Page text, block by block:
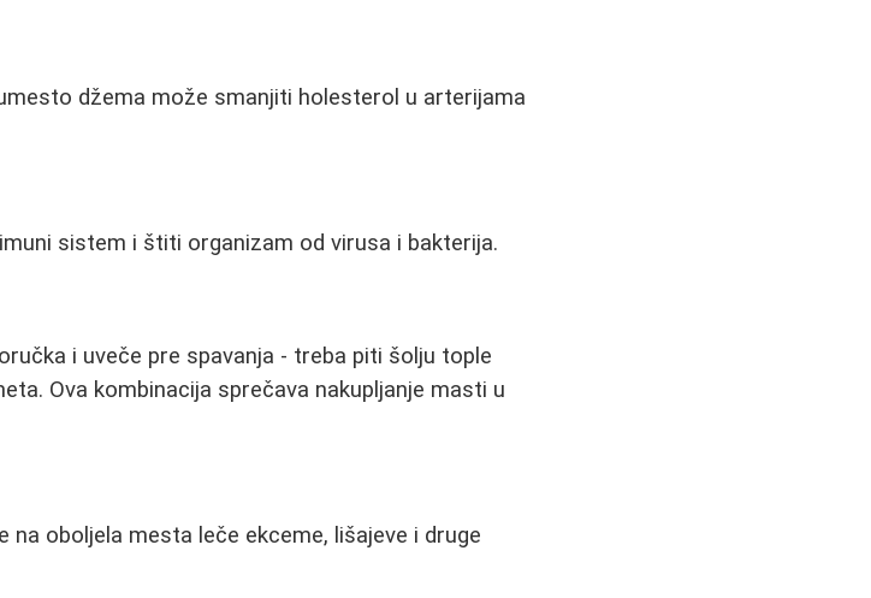
džema može smanjiti holesterol u arterijama
sistem i štiti organizam od virusa i bakterija.
i uveče pre spavanja - treba piti šolju tople
Ova kombinacija sprečava nakupljanje masti u
na oboljela mesta leče ekceme, lišajeve i druge